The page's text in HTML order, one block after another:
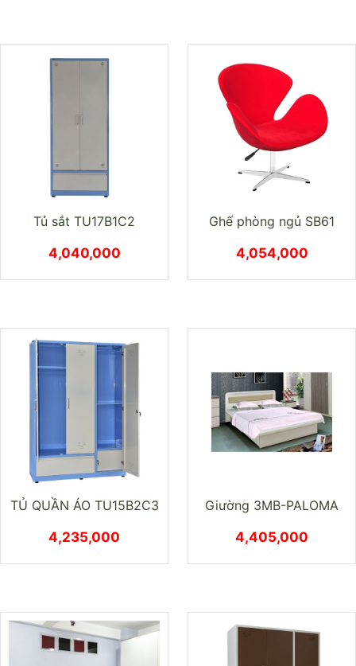
Tủ sắt TU17B1C2
4,040,000
Ghế phòng ngủ SB61
4,054,000
TỦ QUẦN ÁO TU15B2C3
4,235,000
Giường 3MB-PALOMA
4,405,000